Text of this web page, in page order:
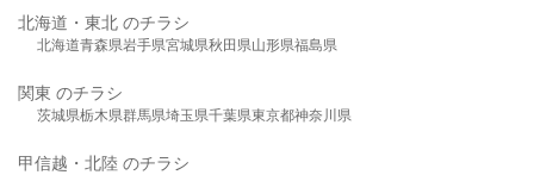
北海道・東北 のチラシ
北海道青森県岩手県宮城県秋田県山形県福島県
関東 のチラシ
茨城県栃木県群馬県埼玉県千葉県東京都神奈川県
甲信越・北陸 のチラシ